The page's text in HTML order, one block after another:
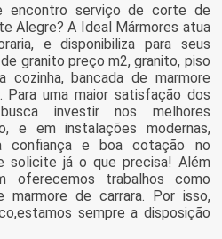
encontro serviço de corte de
Alegre? A Ideal Mármores atua
e disponibiliza para seus
granito preço m2, granito, piso
cozinha, bancada de marmore
Para uma maior satisfação dos
investir nos melhores
e em instalações modernas,
confiança e boa cotação no
solicite já o que precisa! Além
oferecemos trabalhos como
marmore de carrara. Por isso,
sempre a disposição